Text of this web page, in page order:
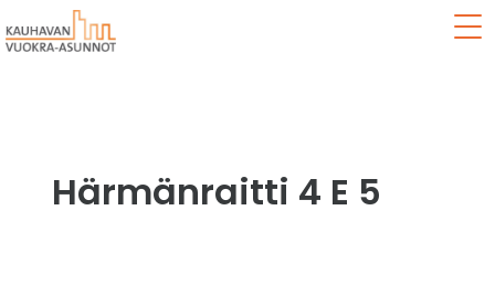
Härmänraitti 4 E 5